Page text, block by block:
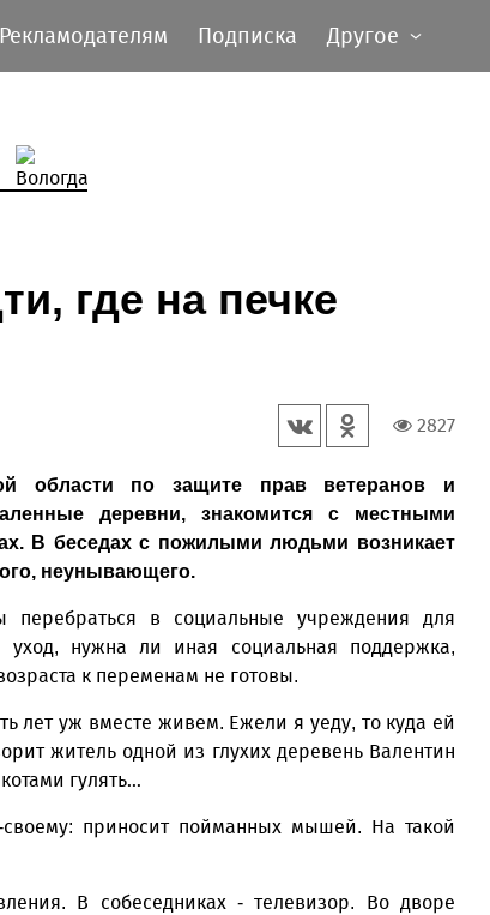
Рекламодателям Подписка Другое
где на печке
2827
области по защите прав ветеранов и
деревни, знакомится с местными
В беседах с пожилыми людьми возникает
неунывающего.
в социальные учреждения для
нужна ли иная социальная поддержка,
к переменам не готовы.
лет уж вместе живем. Ежели я уеду, то куда ей
житель одной из глухих деревень Валентин
гулять…
своему: приносит пойманных мышей. На такой
В собеседниках - телевизор. Во дворе